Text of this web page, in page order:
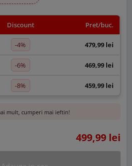
Discount Pret/buc.
-4% 479,99 lei
-6% 469,99 lei
-8% 459,99 lei
mult, cumperi mai ieftin!
499,99 lei